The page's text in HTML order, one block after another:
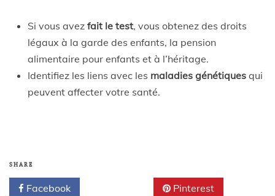
Si vous avez fait le test, vous obtenez des droits
légaux à la garde des enfants, la pension
alimentaire pour enfants et à l’héritage.
Identifiez les liens avec les maladies génétiques qui
peuvent affecter votre santé.
SHARE
Facebook Pinterest